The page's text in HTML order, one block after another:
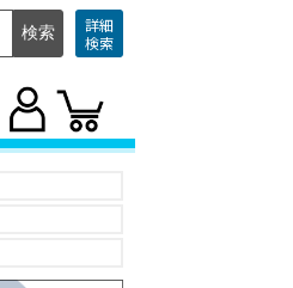
詳細
検索